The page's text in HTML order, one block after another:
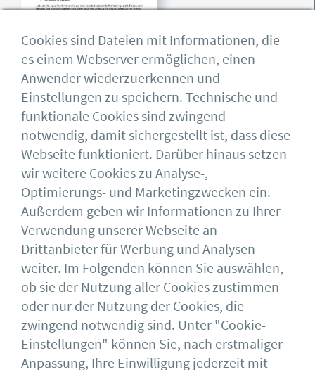
Pressemitteilung 11.17
Download
Deutscher Stahlbau-Verband DSTV e.V.
Sohnstraße 65
40237 Düsseldorf
Impressum
AGB
bauforumstahl
Feuerverzinken
Cookies sind Dateien mit Informationen, die
es einem Webserver ermöglichen, einen
Anwender wiederzuerkennen und
Einstellungen zu speichern. Technische und
funktionale Cookies sind zwingend
notwendig, damit sichergestellt ist, dass diese
Webseite funktioniert. Darüber hinaus setzen
wir weitere Cookies zu Analyse-,
Optimierungs- und Marketingzwecken ein.
Außerdem geben wir Informationen zu Ihrer
Verwendung unserer Webseite an
Drittanbieter für Werbung und Analysen
weiter. Im Folgenden können Sie auswählen,
ob sie der Nutzung aller Cookies zustimmen
oder nur der Nutzung der Cookies, die
zwingend notwendig sind. Unter "Cookie-
Einstellungen" können Sie, nach erstmaliger
Anpassung, Ihre Einwilligung jederzeit mit